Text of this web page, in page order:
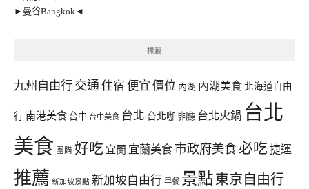
►曼谷Bangkok◄
標籤
九州自由行 交通 住宿 便宜 價位 內湖 內湖美食 北海道自由
行 南港美食 台中 台中美食 台北 台北咖啡廳 台北火鍋 台北
美食 團購 好吃 宜蘭 宜蘭美食 市政府美食必吃 捷運
推薦 新加坡景點 新加坡自由行 早餐 景點東京自由行